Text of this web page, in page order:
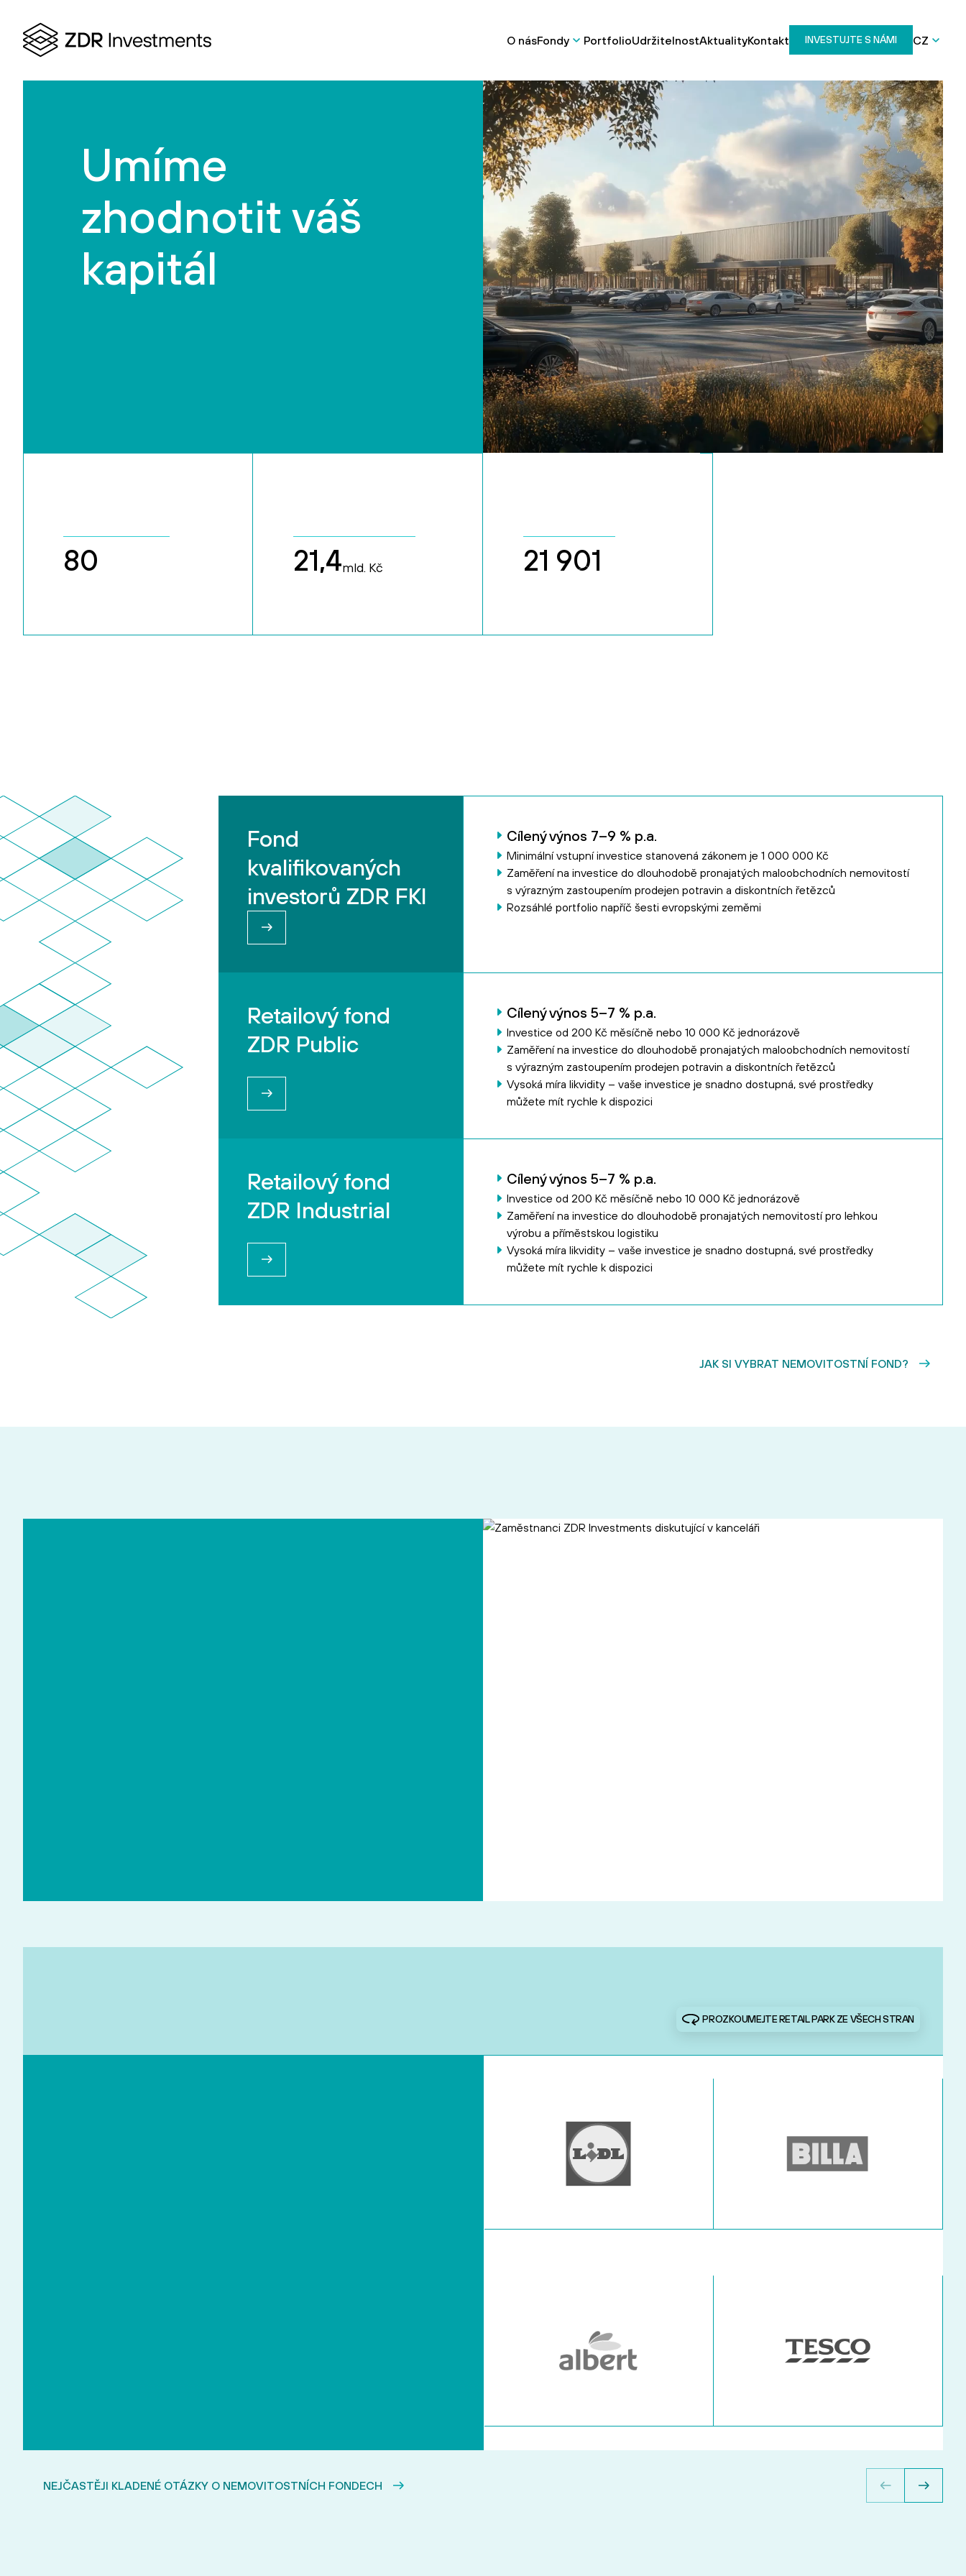
O násFondy PortfolioUdržitelnostAktualityKontakt INVESTUJTE S NÁMI CZ
Umíme
zhodnotit váš
kapitál
80 21,4mld. Kč 21 901
Fond
kvalifikovaných
investorů ZDR FKI
Cílený výnos 7–9 % p.a.
Minimální vstupní investice stanovená zákonem je 1 000 000 Kč
Zaměření na investice do dlouhodobě pronajatých maloobchodních nemovitostí
s výrazným zastoupením prodejen potravin a diskontních řetězců
Rozsáhlé portfolio napříč šesti evropskými zeměmi
Retailový fond
ZDR Public
Cílený výnos 5–7 % p.a.
Investice od 200 Kč měsíčně nebo 10 000 Kč jednorázově
Zaměření na investice do dlouhodobě pronajatých maloobchodních nemovitostí
s výrazným zastoupením prodejen potravin a diskontních řetězců
Vysoká míra likvidity – vaše investice je snadno dostupná, své prostředky
můžete mít rychle k dispozici
Retailový fond
ZDR Industrial
Cílený výnos 5–7 % p.a.
Investice od 200 Kč měsíčně nebo 10 000 Kč jednorázově
Zaměření na investice do dlouhodobě pronajatých nemovitostí pro lehkou
výrobu a příměstskou logistiku
Vysoká míra likvidity – vaše investice je snadno dostupná, své prostředky
můžete mít rychle k dispozici
JAK SI VYBRAT NEMOVITOSTNÍ FOND?
PROZKOUMEJTE RETAIL PARK ZE VŠECH STRAN
NEJČASTĚJI KLADENÉ OTÁZKY O NEMOVITOSTNÍCH FONDECH